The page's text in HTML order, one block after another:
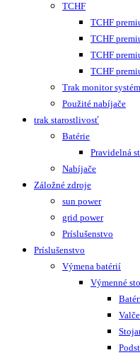
TCHF
TCHF
TCHF
TCHF
TCHF
Trak monitor systém
Použité nabíjače
trak starostlivosť
Batérie
Pravidelná
Nabíjače
Záložné zdroje
sun power
grid power
Príslušenstvo
Príslušenstvo
Výmena batérií
Výmenné